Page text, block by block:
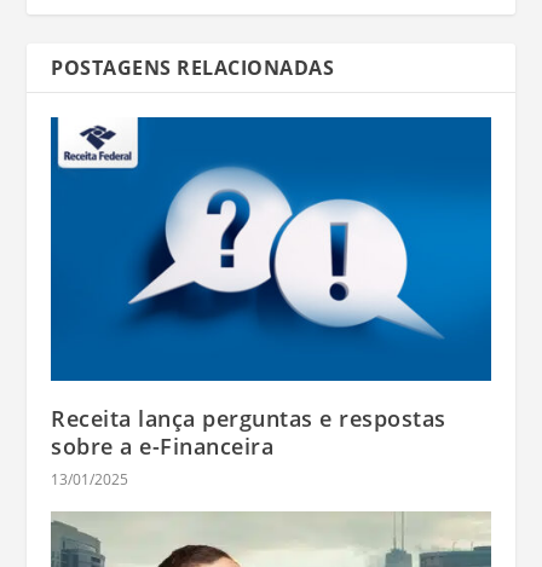
POSTAGENS RELACIONADAS
Receita lança perguntas e respostas
sobre a e-Financeira
13/01/2025